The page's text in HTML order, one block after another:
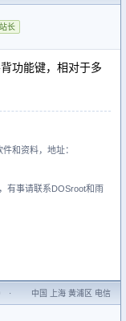
长
功能键，相对于多
和资料，地址：
有事请联系DOSroot和雨
· 中国 上海 黄浦区 电信